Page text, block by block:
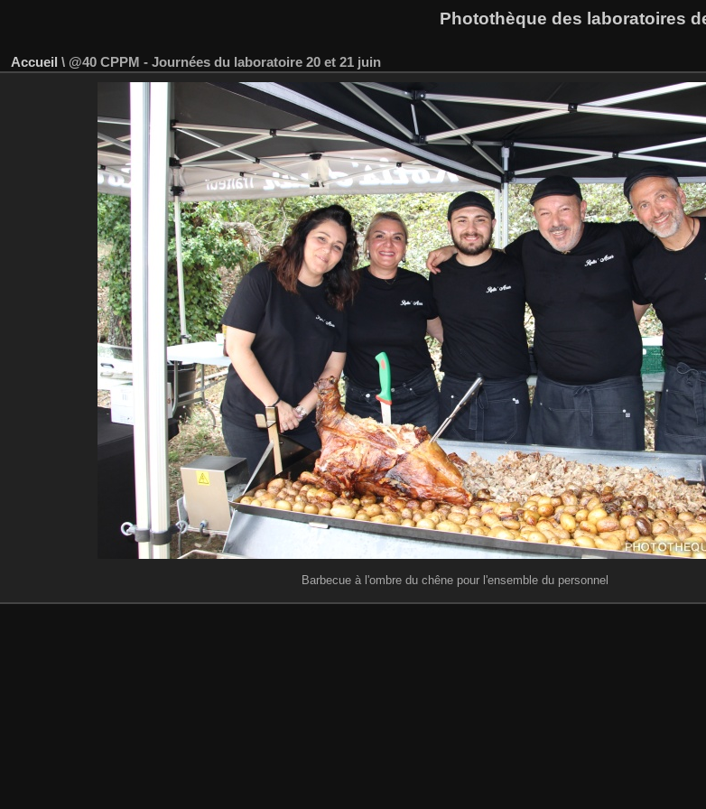
Photothèque des laboratoires
Accueil \ @40 CPPM - Journées du laboratoire 20 et 21 juin
Barbecue à l'ombre du chêne pour l'ensemble du personnel